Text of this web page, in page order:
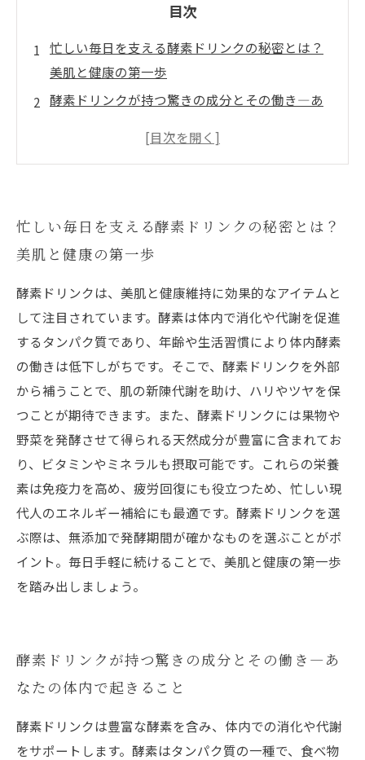
目次
忙しい毎日を支える酵素ドリンクの秘密とは？
美肌と健康の第一歩
酵素ドリンクが持つ驚きの成分とその働き—あ
効果的な酵素ドリンクの選び方と飲み方で理想
美容と健康の実感
美肌と健康を両立させたいあなたへ。酵素ドリ
酵素ドリンクで叶える理想の美容と健康の未来
酵素ドリンクが導く、内側から輝く美肌と毎日
の元気維持の秘訣
忙しい毎日を支える酵素ドリンクの秘密とは？
美肌と健康の第一歩
酵素ドリンクは、美肌と健康維持に効果的なアイテムと
して注目されています。酵素は体内で消化や代謝を促進
するタンパク質であり、年齢や生活習慣により体内酵素
の働きは低下しがちです。そこで、酵素ドリンクを外部
から補うことで、肌の新陳代謝を助け、ハリやツヤを保
つことが期待できます。また、酵素ドリンクには果物や
野菜を発酵させて得られる天然成分が豊富に含まれてお
り、ビタミンやミネラルも摂取可能です。これらの栄養
素は免疫力を高め、疲労回復にも役立つため、忙しい現
代人のエネルギー補給にも最適です。酵素ドリンクを選
ぶ際は、無添加で発酵期間が確かなものを選ぶことがポ
イント。毎日手軽に続けることで、美肌と健康の第一歩
を踏み出しましょう。
酵素ドリンクが持つ驚きの成分とその働き—あ
なたの体内で起きること
酵素ドリンクは豊富な酵素を含み、体内での消化や代謝
をサポートします。酵素はタンパク質の一種で、食べ物